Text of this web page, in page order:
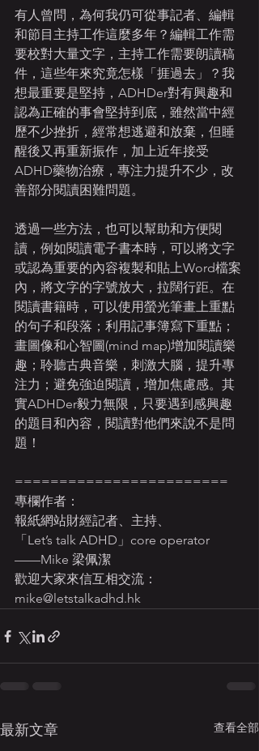
有人曾問，為何我仍可從事記者、編輯
和節目主持工作這麼多年？編輯工作需
要校對大量文字，主持工作需要朗讀稿
件，這些年來究竟怎樣「捱過去」？我
想最重要是堅持，ADHDer對有興趣和
認為正確的事會堅持到底，雖然當中經
歷不少挫折，經常想逃避和放棄，但睡
醒後又再重新振作，加上近年接受
ADHD藥物治療，專注力提升不少，改
善部分閱讀困難問題。
透過一些方法，也可以幫助和方便閱
讀，例如閱讀電子書本時，可以將文字
或認為重要的內容複製和貼上Word檔案
內，將文字的字號放大，拉闊行距。在
閱讀書籍時，可以使用螢光筆畫上重點
的句子和段落；利用記事簿寫下重點；
畫圖像和心智圖‭(‬mind map‭)‬增加閱讀樂
趣；聆聽古典音樂，刺激大腦，提升專
注力；避免強迫閱讀，增加焦慮感。其
實ADHDer毅力無限，只要遇到感興趣
的題目和內容，閱讀對他們來說不是問
題！
========================
專欄作者：
報紙網站財經記者、主持、
「Let’s talk ADHD」core operator
——Mike 梁佩潔
歡迎大家來信互相交流：
mike@letstalkadhd.hk
最新文章 查看全部